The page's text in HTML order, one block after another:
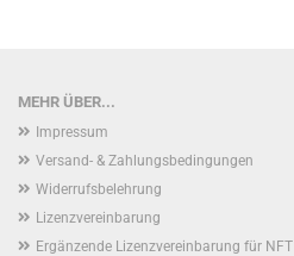
MEHR ÜBER...
Impressum
Versand- & Zahlungsbedingungen
Widerrufsbelehrung
Lizenzvereinbarung
Ergänzende Lizenzvereinbarung für NFT